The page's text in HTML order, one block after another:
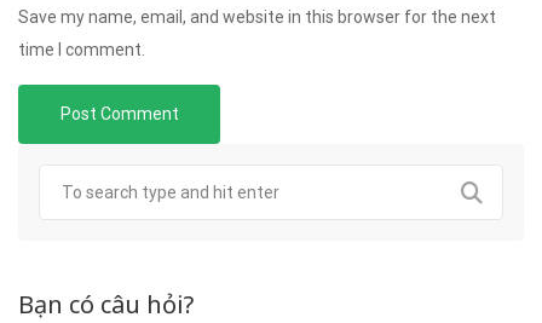
Save my name, email, and website in this browser for the next
time I comment.
Bạn có câu hỏi?